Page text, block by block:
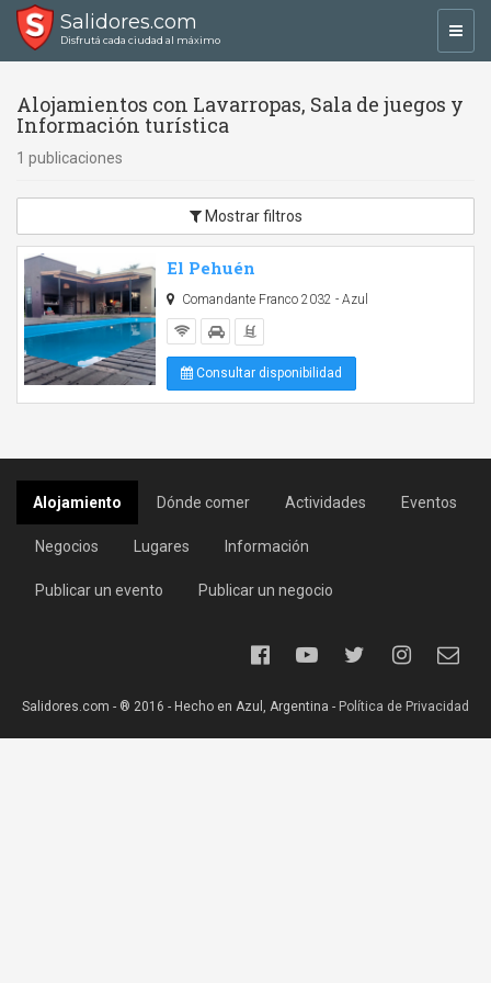
Salidores.com
Disfrutá cada ciudad al máximo
Alojamientos con Lavarropas, Sala de juegos y
Información turística
1 publicaciones
Mostrar filtros
El Pehuén
Comandante Franco 2032 - Azul
Consultar disponibilidad
Alojamiento Dónde comer Actividades Eventos
Negocios Lugares Información
Publicar un evento Publicar un negocio
Salidores.com - ® 2016 - Hecho en Azul, Argentina - Política de Privacidad